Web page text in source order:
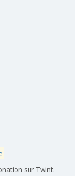
sur Twint.